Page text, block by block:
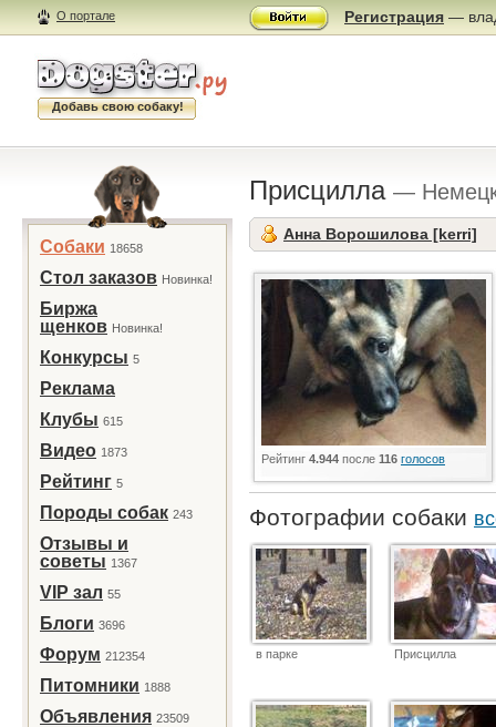
О портале Регистрация —
Добавь свою собаку!
Собаки 18658
Стол заказов Новинка!
Биржа
щенков Новинка!
Конкурсы 5
Реклама
Клубы 615
Видео 1873
Рейтинг 5
Породы собак 243
Отзывы и
советы 1367
VIP зал 55
Блоги 3696
Форум 212354
Питомники 1888
Объявления 23509
Присцилла —
Анна Ворошилова [kerri]
Рейтинг 4.944 после 116 голосов
Фотографии собаки
в парке Присцилла